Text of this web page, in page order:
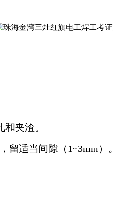
夹渣。
适当间隙（1~3mm）。